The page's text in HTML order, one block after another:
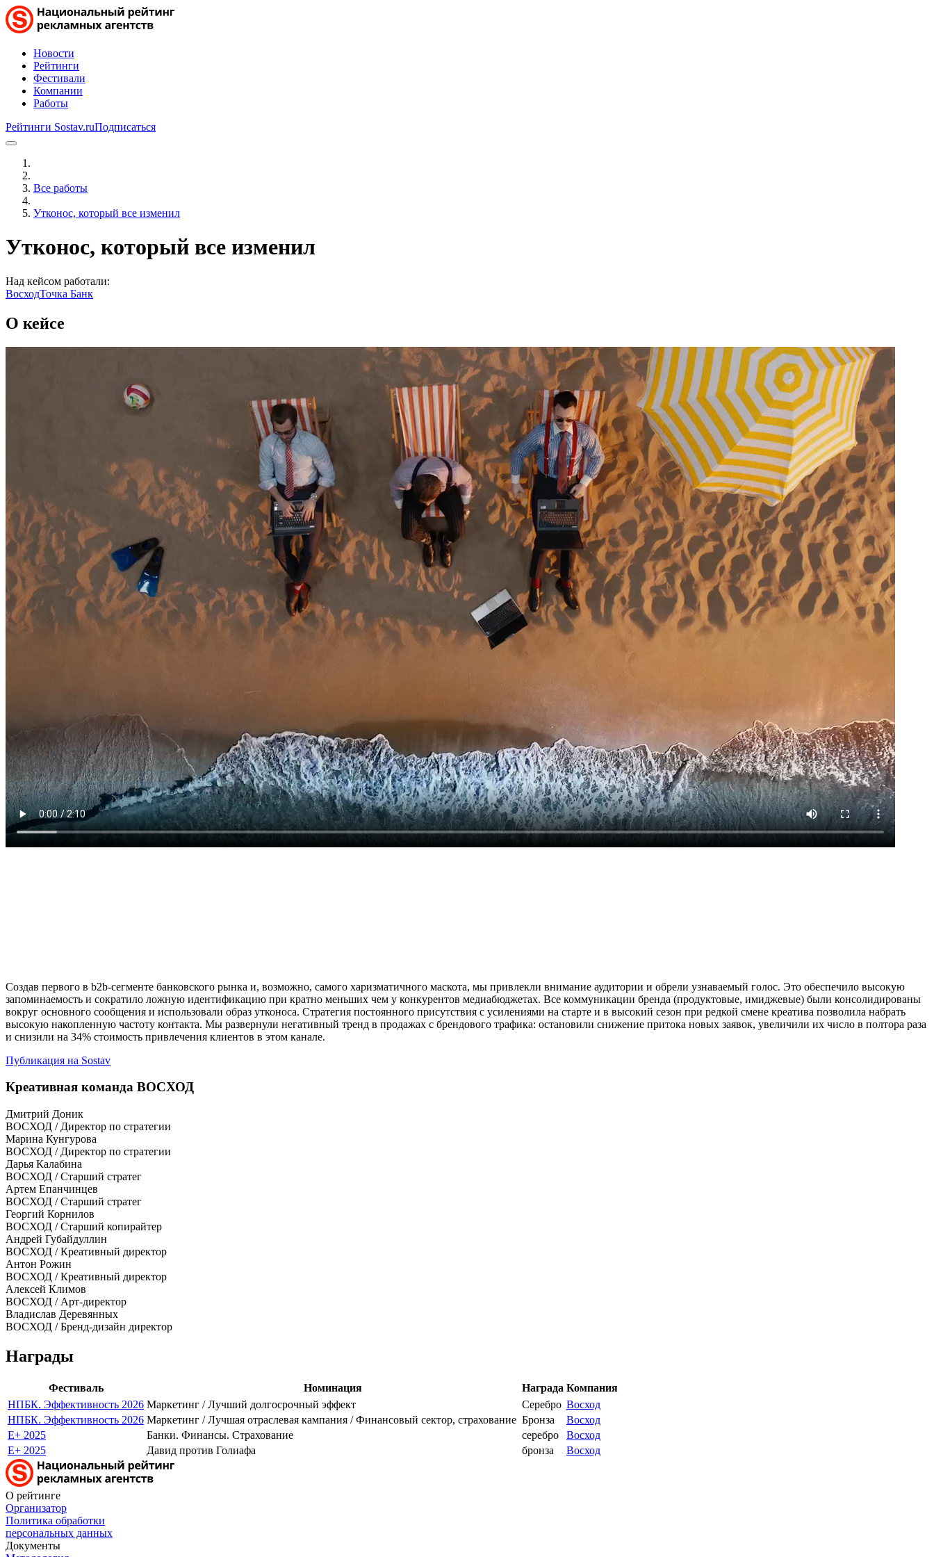
Новости
Рейтинги
Фестивали
Компании
Работы
Рейтинги Sostav.ruПодписаться
Все работы
Утконос, который все изменил
Утконос, который все изменил
Над кейсом работали:
ВосходТочка Банк
О кейсе
Создав первого в b2b-сегменте банковского рынка и, возможно, самого харизматичного маскота, мы привлекли внимание аудитории и обрели узнаваемый голос. Это обеспечило высокую
запоминаемость и сократило ложную идентификацию при кратно меньших чем у конкурентов медиабюджетах. Все коммуникации бренда (продуктовые, имиджевые) были консолидированы
вокруг основного сообщения и использовали образ утконоса. Стратегия постоянного присутствия с усилениями на старте и в высокий сезон при редкой смене креатива позволила набрать
высокую накопленную частоту контакта. Мы развернули негативный тренд в продажах с брендового трафика: остановили снижение притока новых заявок, увеличили их число в полтора раза
и снизили на 34% стоимость привлечения клиентов в этом канале.
Публикация на Sostav
Креативная команда ВОСХОД
Дмитрий Доник
ВОСХОД / Директор по стратегии
Марина Кунгурова
ВОСХОД / Директор по стратегии
Дарья Калабина
ВОСХОД / Старший стратег
Артем Епанчинцев
ВОСХОД / Старший стратег
Георгий Корнилов
ВОСХОД / Старший копирайтер
Андрей Губайдуллин
ВОСХОД / Креативный директор
Антон Рожин
ВОСХОД / Креативный директор
Алексей Климов
ВОСХОД / Арт-директор
Владислав Деревянных
ВОСХОД / Бренд-дизайн директор
Награды
Фестиваль Номинация Награда Компания
НПБК. Эффективность 2026 Маркетинг / Лучший долгосрочный эффект Серебро Восход
НПБК. Эффективность 2026 Маркетинг / Лучшая отраслевая кампания / Финансовый сектор, страхование Бронза
Восход
E+ 2025
Банки. Финансы. Страхование серебро
Восход
E+ 2025
Давид против Голиафа бронза Восход
О рейтинге
Организатор
Политика обработки
персональных данных
Документы